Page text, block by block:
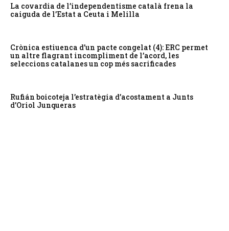
La covardia de l’independentisme català frena la
caiguda de l’Estat a Ceuta i Melilla
Crònica estiuenca d’un pacte congelat (4): ERC permet
un altre flagrant incompliment de l’acord, les
seleccions catalanes un cop més sacrificades
Rufián boicoteja l’estratègia d’acostament a Junts
d’Oriol Junqueras